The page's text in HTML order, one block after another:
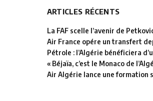
ARTICLES RÉCENTS
La FAF scelle l’avenir de
Air France opére un transfert
Pétrole : l’Algérie bénéficiera
« Béjaïa, c’est le Monaco de
Air Algérie lance une formation